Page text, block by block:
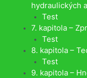
hydraulických
Test
7. kapitola –
Test
8. kapitola –
Test
9. kapitola –